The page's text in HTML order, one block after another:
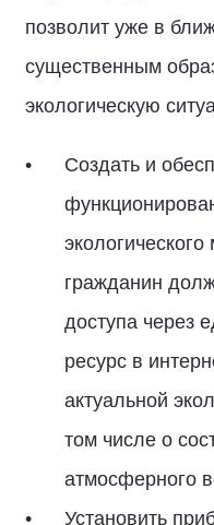
позволит уже в
существенным
экологическую
Создать и
гражданин
доступа через
ресурс в
актуальной
том числе о
атмосферного
Установить